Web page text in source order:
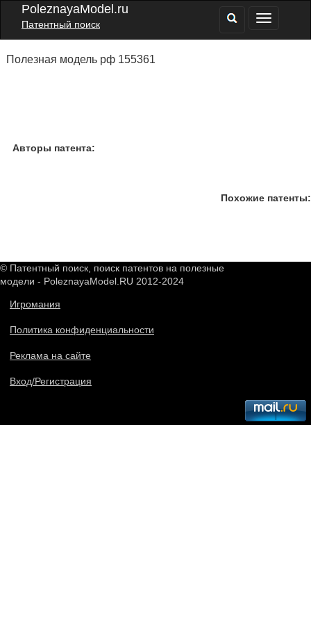
PoleznayaModel.ru
Патентный поиск
Полезная модель рф 155361
Авторы патента:
Похожие патенты:
© Патентный поиск, поиск патентов на полезные
модели - PoleznayaModel.RU 2012-2024
Игромания
Политика конфиденциальности
Реклама на сайте
Вход/Регистрация